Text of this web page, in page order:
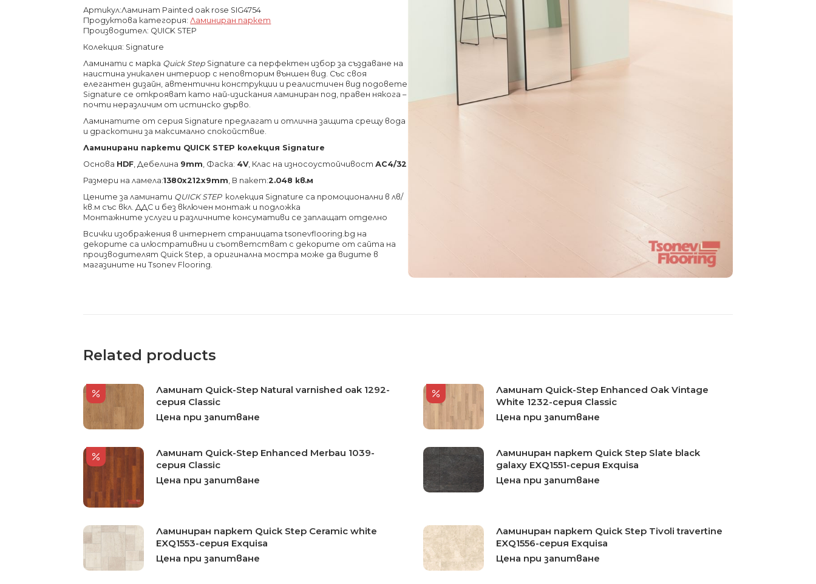
Артикул:Ламинат Painted oak rose SIG4754
Продуктова категория:Ламиниран паркет
Производител: QUICK STEP
Колекция: Signature
Ламинати с марка Quick Step Signature са перфектен избор за създаване на
наистина уникален интериор с неповторим външен вид. Със своя
елегантен дизайн, автентични конструкции и реалистичен вид подовете
Signature се открояват като най-изискания ламиниран под, правен някога –
почти неразличим от истинско дърво.
Ламинатите от серия Signature предлагат и отлична защита срещу вода
и драскотини за максимално спокойствие.
Ламинирани паркети QUICK STEP колекция Signature
Основа HDF, Дебелина 9mm, Фаска: 4V, Клас на износоустойчивостАС4/32
Размери на ламела:1380х212х9mm, В пакет:2.048 кв.м
Цените за ламинати QUICK STEPколекция Signature са промоционални в лв/
кв.м със вкл. ДДС и без включен монтаж и подложка
Монтажните услуги и различните консумативи се заплащат отделно
Всички изображения в интернет страницата tsonevflooring.bg на
декорите са илюстративни и съответстват с декорите от сайта на
производителят Quick Step, а оригинална мостра може да видите в
магазините ни Tsonev Flooring.
Related products
Ламинат Quick-Step Natural varnished oak 1292-
серия Classic
Цена при запитване
Ламинат Quick-Step Enhanced Oak Vintage
White 1232-серия Classic
Цена при запитване
Ламинат Quick-Step Enhanced Merbau 1039-
серия Classic
Цена при запитване
Ламиниран паркет Quick Step Slate black
galaxy EXQ1551-серия Exquisa
Цена при запитване
Ламиниран паркет Quick Step Ceramic white
EXQ1553-серия Exquisa
Цена при запитване
Ламиниран паркет Quick Step Tivoli travertine
EXQ1556-серия Exquisa
Цена при запитване